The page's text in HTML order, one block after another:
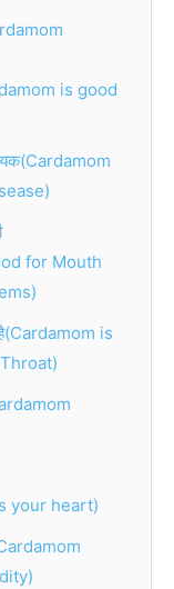
is good
for Mouth
is
your heart)